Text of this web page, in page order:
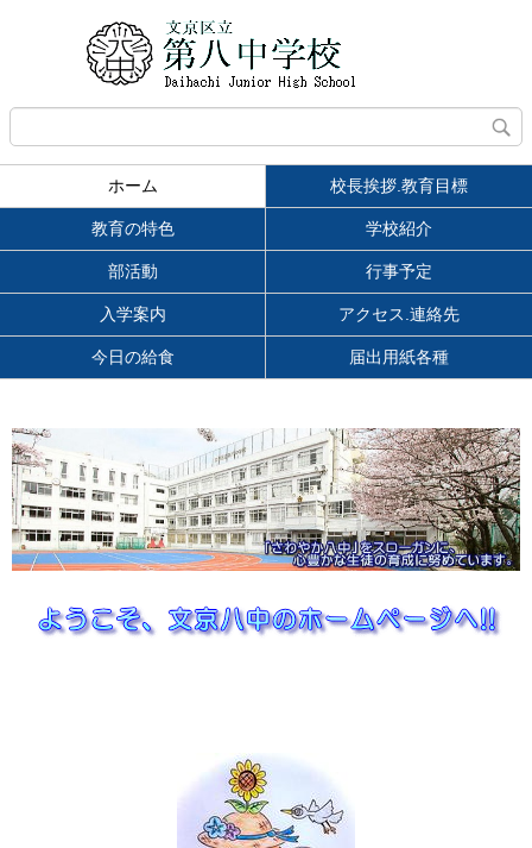
ホーム 校長挨拶.教育目標
教育の特色 学校紹介
部活動 行事予定
入学案内 アクセス.連絡先
今日の給食 届出用紙各種